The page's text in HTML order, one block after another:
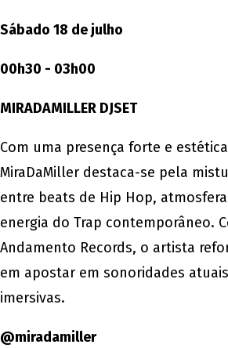
Sábado 18 de julho
00h30 - 03h00
MIRADAMILLER DJSET
Com uma presença forte e
MiraDaMiller destaca-se pela
entre beats de Hip Hop,
energia do Trap contemporâneo.
Andamento Records, o artista
em apostar em sonoridades
imersivas.
@miradamiller